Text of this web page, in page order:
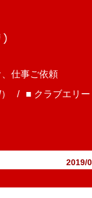
仕事ご依頼
■ クラブエリー
2019/